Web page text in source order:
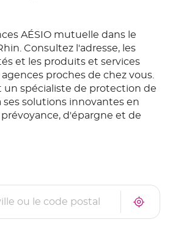
AÉSIO mutuelle dans le
Consultez l'adresse, les
et les produits et services
proches de chez vous.
un spécialiste de protection de
ses solutions innovantes en
d'épargne et de
À